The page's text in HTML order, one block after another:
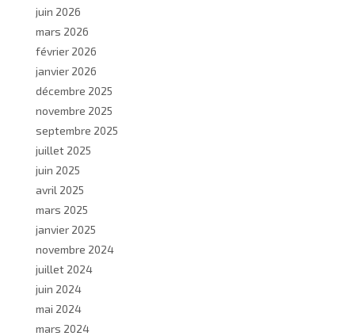
juin 2026
mars 2026
février 2026
janvier 2026
décembre 2025
novembre 2025
septembre 2025
juillet 2025
juin 2025
avril 2025
mars 2025
janvier 2025
novembre 2024
juillet 2024
juin 2024
mai 2024
mars 2024